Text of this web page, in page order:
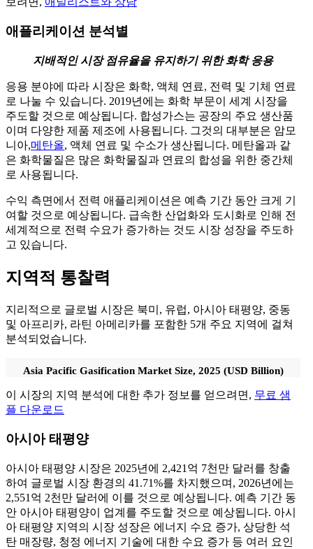
애플리케이션 분석별
지배적인 시장 점유율을 유지하기 위한 화학 응용
응용 분야에 따라 시장은 화학, 액체 연료, 전력 및 기체 연료
로 나눌 수 있습니다. 2019년에는 화학 부문이 세계 시장을
주도할 것으로 예상됩니다. 합성가스는 공장의 주요 생산품
이며 다양한 제품 제조에 사용됩니다. 그것의 대부분은 암모
니아,메탄올, 액체 연료 및 수소가 생산됩니다. 메탄올과 같
은 화학물질은 많은 화학물질과 연료의 합성을 위한 중간체
로 사용됩니다.
수익 측면에서 전력 애플리케이션은 예측 기간 동안 크게 기
여할 것으로 예상됩니다. 급속한 산업화와 도시화로 인해 전
세계적으로 전력 수요가 증가하는 것도 시장 성장을 주도하
고 있습니다.
지역적 통찰력
지리적으로 글로벌 시장은 북미, 유럽, 아시아 태평양, 중동
및 아프리카, 라틴 아메리카를 포함한 5개 주요 지역에 걸쳐
분석되었습니다.
Asia Pacific Gasification Market Size, 2025 (USD Billion)
이 시장의 지역 분석에 대한 추가 정보를 얻으려면, 무료 샘
플 다운로드
아시아 태평양
아시아 태평양 시장은 2025년에 2,421억 7천만 달러를 창출
하여 글로벌 시장 환경의 41.71%를 차지했으며, 2026년에는
2,551억 2천만 달러에 이를 것으로 예상됩니다. 예측 기간 동
안 아시아 태평양이 업계를 주도할 것으로 예상됩니다. 아시
아 태평양 지역의 시장 성장은 에너지 수요 증가, 상당한 석
탄 매장량, 청정 에너지 기술에 대한 수요 증가 등 여러 요인